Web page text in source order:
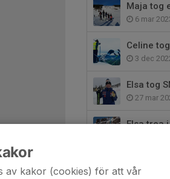
Maja tog
6 mar
Celine
3 dec
Elsa tog
27 mar
Elsa trea
Ebbas
12 mar
av kakor (cookies) för att vår